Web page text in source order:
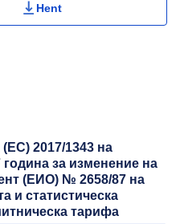
Hent
2017/1343 на
за изменение на
(ЕИО) № 2658/87 на
и статистическа
тарифа